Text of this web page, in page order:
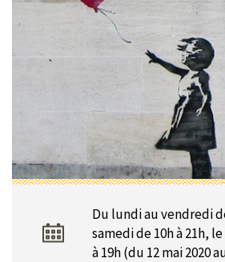
Du lundi au vendredi
samedi de 10h à 21h,
à 19h (du 12 mai 2020